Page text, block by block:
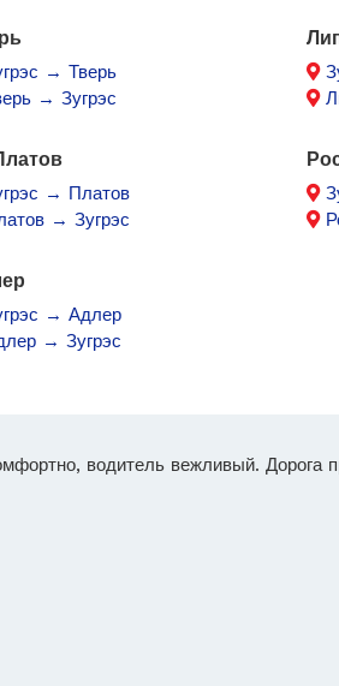
→ Тверь
→ Зугрэс
→ Платов
→ Зугрэс
→ Адлер
→ Зугрэс
водитель вежливый.